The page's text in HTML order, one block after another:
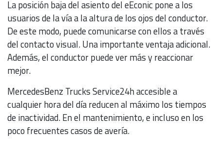
La posición baja del asiento del eEconic pone a los
usuarios de la vía a la altura de los ojos del conductor.
De este modo, puede comunicarse con ellos a través
del contacto visual. Una importante ventaja adicional.
Además, el conductor puede ver más y reaccionar
mejor.
MercedesBenz Trucks Service24h accesible a
cualquier hora del día reducen al máximo los tiempos
de inactividad. En el mantenimiento, e incluso en los
poco frecuentes casos de avería.